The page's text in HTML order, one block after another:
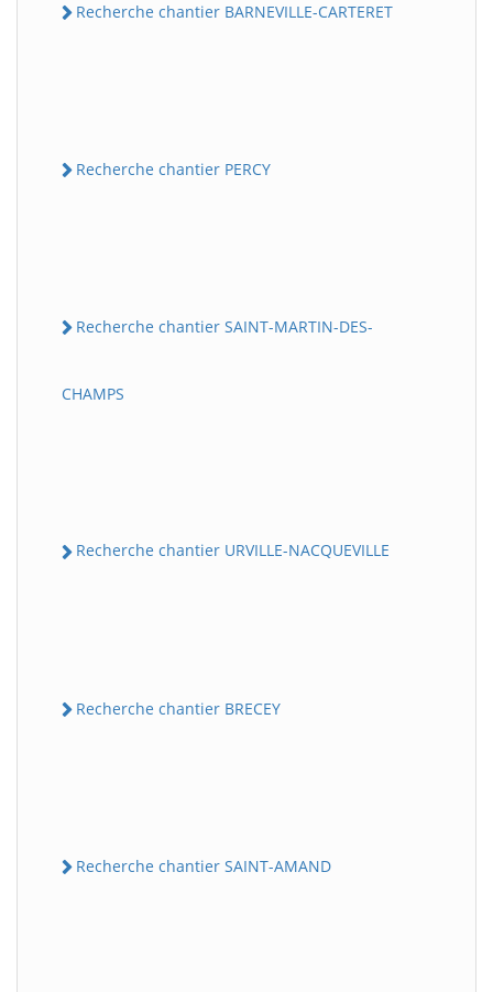
Recherche chantier BARNEVILLE-CARTERET
Recherche chantier PERCY
Recherche chantier SAINT-MARTIN-DES-
CHAMPS
Recherche chantier URVILLE-NACQUEVILLE
Recherche chantier BRECEY
Recherche chantier SAINT-AMAND